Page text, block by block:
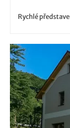
Rychlé